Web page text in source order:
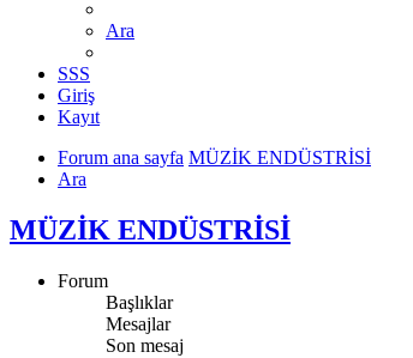
Ara
SSS
Giriş
Kayıt
Forum ana sayfa MÜZİK ENDÜSTRİSİ
Ara
MÜZİK ENDÜSTRİSİ
Forum
Başlıklar
Mesajlar
Son mesaj